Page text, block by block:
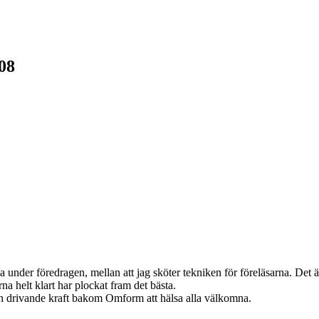
föredragen, mellan att jag sköter tekniken för föreläsarna. Det
helt klart har plockat fram det bästa.
kraft bakom Omform att hälsa alla välkomna.